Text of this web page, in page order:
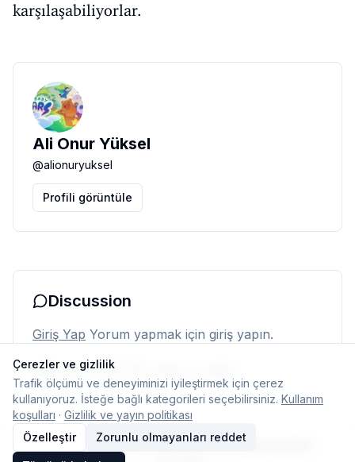
karşılaşabiliyorlar.
Ali Onur Yüksel
@alionuryuksel
Profili görüntüle
Discussion
Giriş Yap Yorum yapmak için giriş yapın.
Henüz yorum yok. İlk yorumu siz yapın.
© 2026 TypelishAna SayfaEkipİletişimÇerez ayarları
Çerezler ve gizlilik
Trafik ölçümü ve deneyiminizi iyileştirmek için çerez
kullanıyoruz. İsteğe bağlı kategorileri seçebilirsiniz. Kullanım
koşulları · Gizlilik ve yayın politikası
Özelleştir
Zorunlu olmayanları reddet